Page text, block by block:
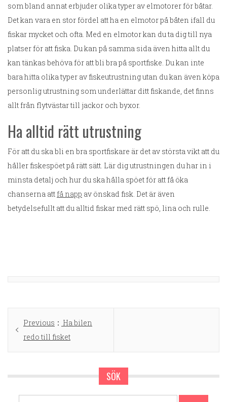
som bland annat erbjuder olika typer av elmotorer för båtar.
Det kan vara en stor fördel att ha en elmotor på båten ifall du
fiskar mycket och ofta. Med en elmotor kan du ta dig till nya
platser för att fiska. Du kan på samma sida även hitta allt du
kan tänkas behöva för att bli bra på sportfiske. Du kan inte
bara hitta olika typer av fiskeutrustning utan du kan även köpa
personlig utrustning som underlättar ditt fiskande, det finns
allt från flytvästar till jackor och byxor.
Ha alltid rätt utrustning
För att du ska bli en bra sportfiskare är det av största vikt att du
håller fiskespöet på rätt sätt. Lär dig utrustningen du har in i
minsta detalj och hur du ska hålla spöet för att få öka
chanserna att få napp av önskad fisk. Det är även
betydelsefullt att du alltid fiskar med rätt spö, lina och rulle.
Inläggsnavigering
Previous
Previous
post:
Ha bilen
redo till fisket
SÖK